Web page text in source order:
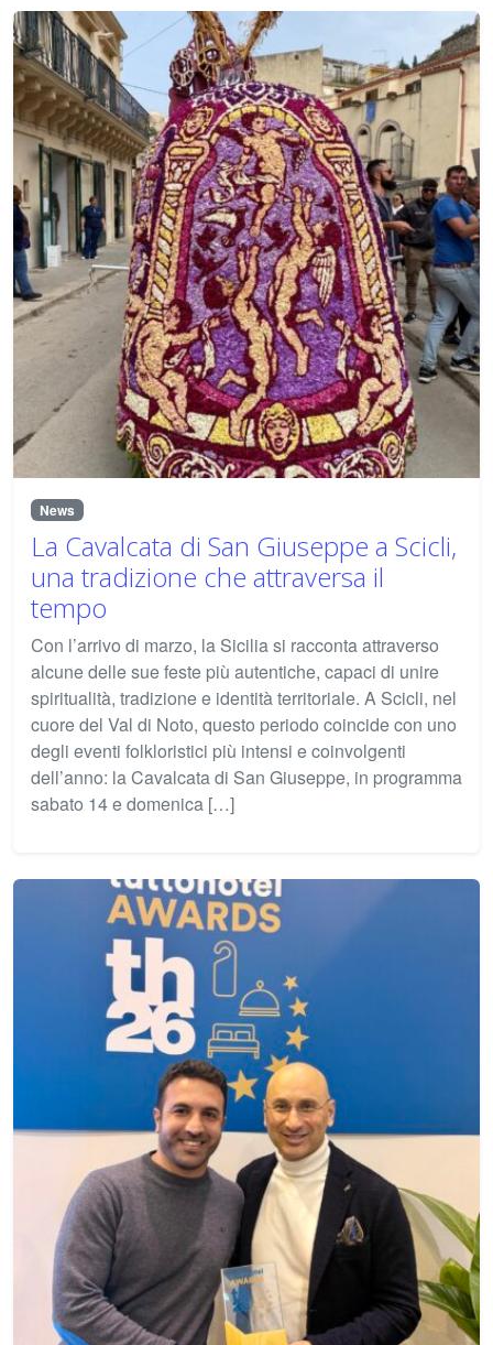
News
La Cavalcata di San Giuseppe a Scicli,
una tradizione che attraversa il
tempo
Con l’arrivo di marzo, la Sicilia si racconta attraverso
alcune delle sue feste più autentiche, capaci di unire
spiritualità, tradizione e identità territoriale. A Scicli, nel
cuore del Val di Noto, questo periodo coincide con uno
degli eventi folkloristici più intensi e coinvolgenti
dell’anno: la Cavalcata di San Giuseppe, in programma
sabato 14 e domenica […]